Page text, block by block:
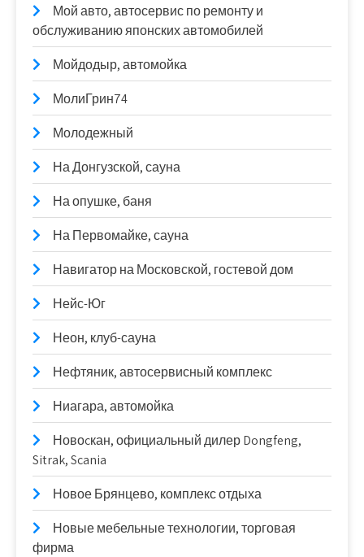
Мой авто, автосервис по ремонту и
обслуживанию японских автомобилей
Мойдодыр, автомойка
МолиГрин74
Молодежный
На Донгузской, сауна
На опушке, баня
На Первомайке, сауна
Навигатор на Московской, гостевой дом
Нейс-Юг
Неон, клуб-сауна
Нефтяник, автосервисный комплекс
Ниагара, автомойка
Новоcкан, официальный дилер Dongfeng,
Sitrak, Scania
Новое Брянцево, комплекс отдыха
Новые мебельные технологии, торговая
фирма